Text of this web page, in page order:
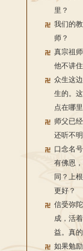
里？
我们的
师？
真宗祖
他不讲
众生这
生的。
点在哪里
师父已
还听不
口念名
有佛恩
同？上
更好？
信受弥
成，活
益。真
如果勉